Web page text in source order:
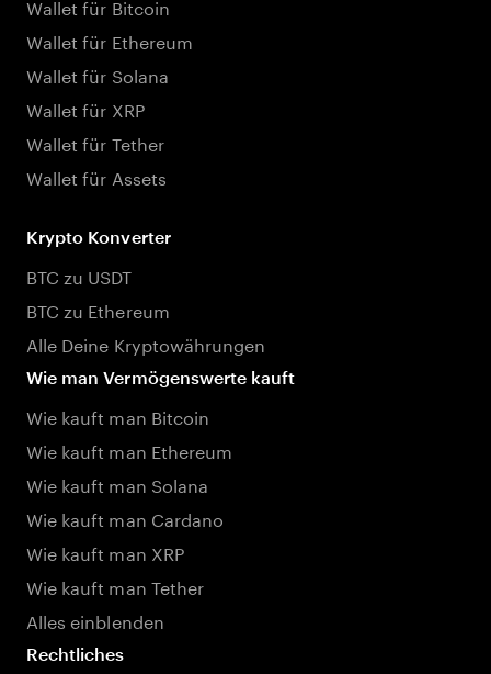
Wallet für Bitcoin
Wallet für Ethereum
Wallet für Solana
Wallet für XRP
Wallet für Tether
Wallet für Assets
Krypto Konverter
BTC zu USDT
BTC zu Ethereum
Alle Deine Kryptowährungen
Wie man Vermögenswerte kauft
Wie kauft man Bitcoin
Wie kauft man Ethereum
Wie kauft man Solana
Wie kauft man Cardano
Wie kauft man XRP
Wie kauft man Tether
Alles einblenden
Rechtliches